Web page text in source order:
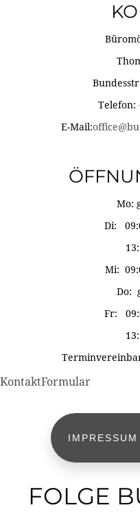
Telefon:
E-Mail:
Mo:
Di:
Mi:
Do:
Fr:
KontaktFormular
FOLGE